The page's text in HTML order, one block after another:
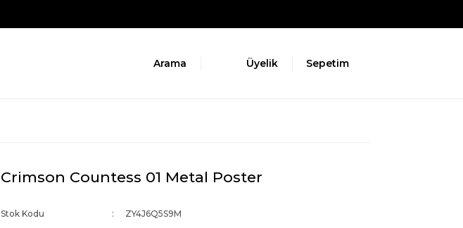
Arama Üyelik Sepetim
Crimson Countess 01 Metal Poster
Stok Kodu
ZY4J6Q5S9M